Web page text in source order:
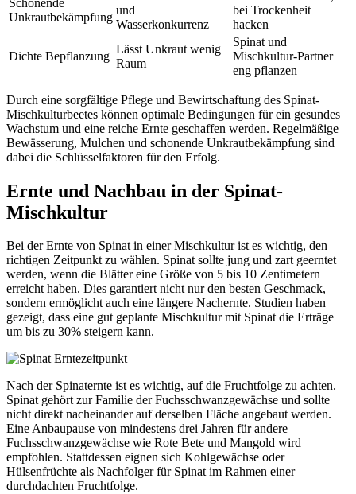
Unkrautbekämpfung
und
Wasserkonkurrenz
bei Trockenheit
hacken
Dichte Bepflanzung
Lässt Unkraut wenig
Raum
Spinat und
Mischkultur-Partner
eng pflanzen
Durch eine sorgfältige Pflege und Bewirtschaftung des Spinat-
Mischkulturbeetes können optimale Bedingungen für ein gesundes
Wachstum und eine reiche Ernte geschaffen werden. Regelmäßige
Bewässerung, Mulchen und schonende Unkrautbekämpfung sind
dabei die Schlüsselfaktoren für den Erfolg.
Ernte und Nachbau in der Spinat-
Mischkultur
Bei der Ernte von Spinat in einer Mischkultur ist es wichtig, den
richtigen Zeitpunkt zu wählen. Spinat sollte jung und zart geerntet
werden, wenn die Blätter eine Größe von 5 bis 10 Zentimetern
erreicht haben. Dies garantiert nicht nur den besten Geschmack,
sondern ermöglicht auch eine längere Nachernte. Studien haben
gezeigt, dass eine gut geplante Mischkultur mit Spinat die Erträge
um bis zu 30% steigern kann.
Nach der Spinaternte ist es wichtig, auf die Fruchtfolge zu achten.
Spinat gehört zur Familie der Fuchsschwanzgewächse und sollte
nicht direkt nacheinander auf derselben Fläche angebaut werden.
Eine Anbaupause von mindestens drei Jahren für andere
Fuchsschwanzgewächse wie Rote Bete und Mangold wird
empfohlen. Stattdessen eignen sich Kohlgewächse oder
Hülsenfrüchte als Nachfolger für Spinat im Rahmen einer
durchdachten Fruchtfolge.